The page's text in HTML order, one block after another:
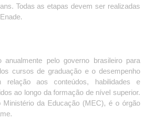
Todas as etapas devem ser realizadas
pelo governo brasileiro para
cursos de graduação e o desempenho
relação aos conteúdos, habilidades e
ao longo da formação de nível superior.
Ministério da Educação (MEC), é o órgão